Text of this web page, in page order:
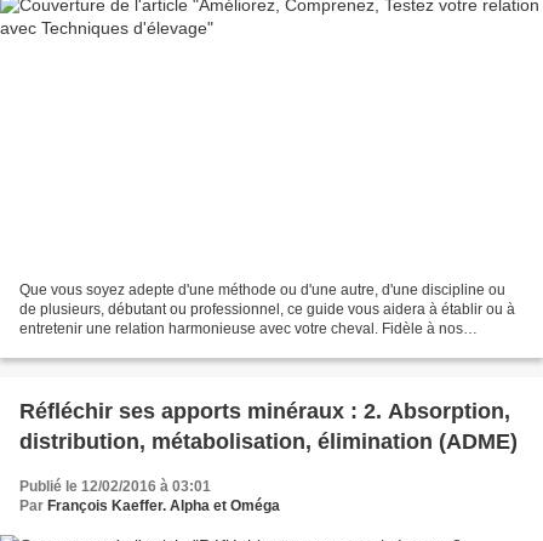
Que vous soyez adepte d'une méthode ou d'une autre, d'une discipline ou
de plusieurs, débutant ou professionnel, ce guide vous aidera à établir ou à
entretenir une relation harmonieuse avec votre cheval. Fidèle à nos
Réfléchir ses apports minéraux : 2. Absorption,
distribution, métabolisation, élimination (ADME)
Publié le 12/02/2016 à 03:01
Par François Kaeffer. Alpha et Oméga